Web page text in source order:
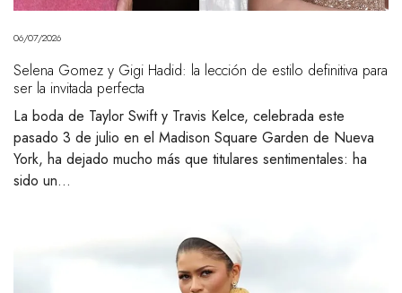
06/07/2026
Selena Gomez y Gigi Hadid: la lección de estilo definitiva para
ser la invitada perfecta
La boda de Taylor Swift y Travis Kelce, celebrada este
pasado 3 de julio en el Madison Square Garden de Nueva
York, ha dejado mucho más que titulares sentimentales: ha
sido un…